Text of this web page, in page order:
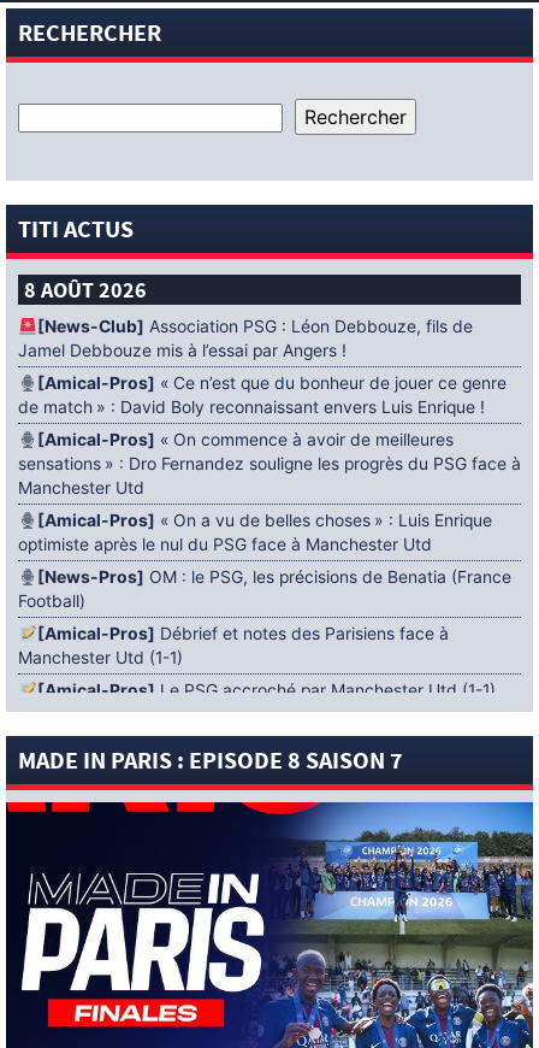
RECHERCHER
TITI ACTUS
8 AOÛT 2026
[News-Club] Association PSG : Léon Debbouze, fils de
Jamel Debbouze mis à l’essai par Angers !
[Amical-Pros] « Ce n’est que du bonheur de jouer ce genre
de match » : David Boly reconnaissant envers Luis Enrique !
[Amical-Pros] « On commence à avoir de meilleures
sensations » : Dro Fernandez souligne les progrès du PSG face à
Manchester Utd
[Amical-Pros] « On a vu de belles choses » : Luis Enrique
optimiste après le nul du PSG face à Manchester Utd
[News-Pros] OM : le PSG, les précisions de Benatia (France
Football)
[Amical-Pros] Débrief et notes des Parisiens face à
Manchester Utd (1-1)
[Amical-Pros] Le PSG accroché par Manchester Utd (1-1)
5 AOÛT 2026
[News-Pros]Le Barça aurait fixé une deadline au PSG dans
le dossier Ferran Torres (Diario Sport)
[News-Pros]Amical : Le groupe du PSG avec 15 Titis face à
Majorque ! (Officiel)
[News-Pros]
Rumeur : Le Bayer Leverkusen aurait lancé des
négociations pour Ibrahim Mbaye (Ben Jacobs)
[News-Pros]Aston Villa : Manzambi absent face au PSG ?
(The Athletic)
MADE IN PARIS : EPISODE 8 SAISON 7